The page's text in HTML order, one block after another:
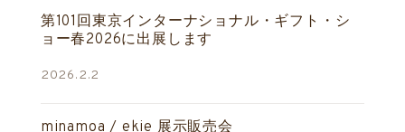
第101回東京インターナショナル・ギフト・シ
ョー春2026に出展します
2026.2.2
minamoa / ekie 展示販売会